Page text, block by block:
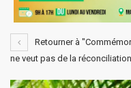
Retourner à
ne veut pas de la